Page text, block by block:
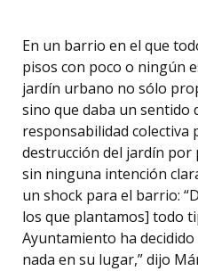
En un barrio en el que
pisos con poco o ningún
jardín urbano no sólo
sino que daba un sentido
responsabilidad colectiva
destrucción del jardín
sin ninguna intención
un shock para el barrio:
los que plantamos] todo
Ayuntamiento ha
nada en su lugar,” dijo